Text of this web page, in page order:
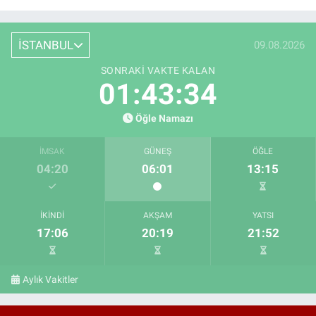
İSTANBUL 09.08.2026
SONRAKI VAKTE KALAN
01:43:32
Öğle Namazı
İMSAK
04:20
GÜNEŞ
06:01
ÖĞLE
13:15
İKINDI
17:06
AKŞAM
20:19
YATSI
21:52
Aylık Vakitler